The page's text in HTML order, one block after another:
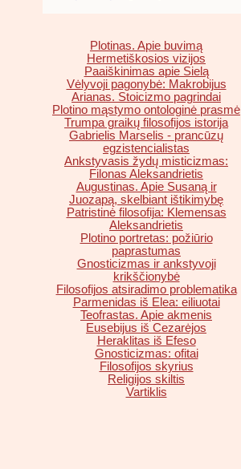
Plotinas. Apie buvimą
Hermetiškosios vizijos
Paaiškinimas apie Sielą
Vėlyvoji pagonybė: Makrobijus
Arianas. Stoicizmo pagrindai
Plotino mąstymo ontologinė prasmė
Trumpa graikų filosofijos istorija
Gabrielis Marselis - prancūzų
egzistencialistas
Ankstyvasis žydų misticizmas:
Filonas Aleksandrietis
Augustinas. Apie Susaną ir
Juozapą, skelbiant ištikimybę
Patristinė filosofija: Klemensas
Aleksandrietis
Plotino portretas: požiūrio
paprastumas
Gnosticizmas ir ankstyvoji
krikščionybė
Filosofijos atsiradimo problematika
Parmenidas iš Elea: eiliuotai
Teofrastas. Apie akmenis
Eusebijus iš Cezarėjos
Heraklitas iš Efeso
Gnosticizmas: ofitai
Filosofijos skyrius
Religijos skiltis
Vartiklis